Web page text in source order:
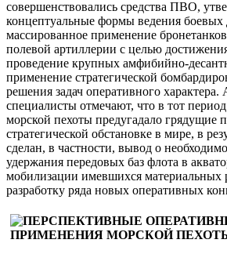
совершенствовались средства ПВО,
концептуальные формы ведения боевых
массированное применение
полевой артиллерии с целью
проведение крупных амфибийно-
применение стратегической
решения задач оперативного
специалисты отмечают, что в тот
морской пехоты предугадало грядущие
стратегической обстановке в мире, в
сделан, в частности, вывод о
удержания передовых баз флота в
мобилизации имевшихся материальных
разработку ряда новых оперативных